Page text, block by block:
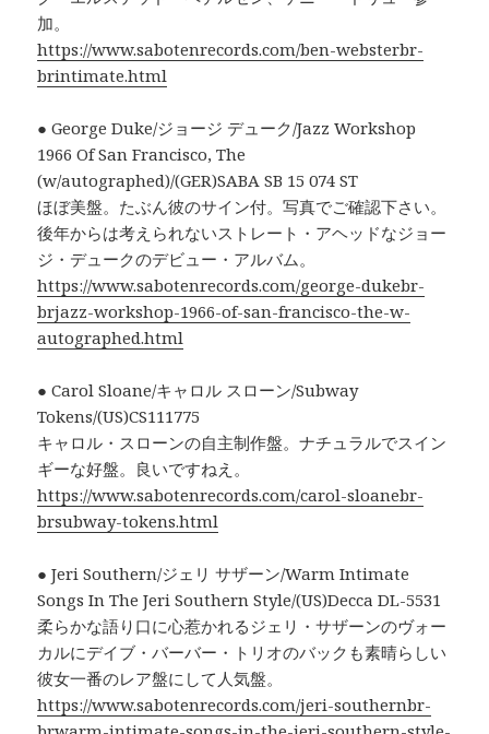
加。
https://www.sabotenrecords.com/ben-websterbr-
brintimate.html
● George Duke/ジョージ デューク/Jazz Workshop
1966 Of San Francisco, The
(w/autographed)/(GER)SABA SB 15 074 ST
ほぼ美盤。たぶん彼のサイン付。写真でご確認下さい。
後年からは考えられないストレート・アヘッドなジョー
ジ・デュークのデビュー・アルバム。
https://www.sabotenrecords.com/george-dukebr-
brjazz-workshop-1966-of-san-francisco-the-w-
autographed.html
● Carol Sloane/キャロル スローン/Subway
Tokens/(US)CS111775
キャロル・スローンの自主制作盤。ナチュラルでスイン
ギーな好盤。良いですねえ。
https://www.sabotenrecords.com/carol-sloanebr-
brsubway-tokens.html
● Jeri Southern/ジェリ サザーン/Warm Intimate
Songs In The Jeri Southern Style/(US)Decca DL-5531
柔らかな語り口に心惹かれるジェリ・サザーンのヴォー
カルにデイブ・バーバー・トリオのバックも素晴らしい
彼女一番のレア盤にして人気盤。
https://www.sabotenrecords.com/jeri-southernbr-